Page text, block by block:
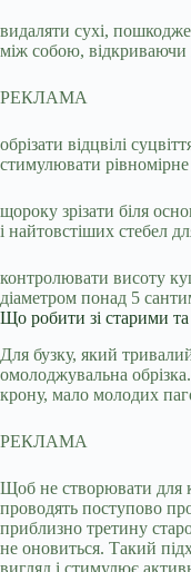
видаляти сухі,
між собою,
РЕКЛАМА
обрізати відцвілі
стимулювати
щороку зрізати біля
і найтовстіших стебел
контролювати висоту
діаметром понад 5
Що робити зі старими
Для бузку, який
омолоджувальна
крону, мало молодих
РЕКЛАМА
Щоб не створювати для
проводять поступово
приблизно третину
не оновиться. Такий
вигляд і стимулює